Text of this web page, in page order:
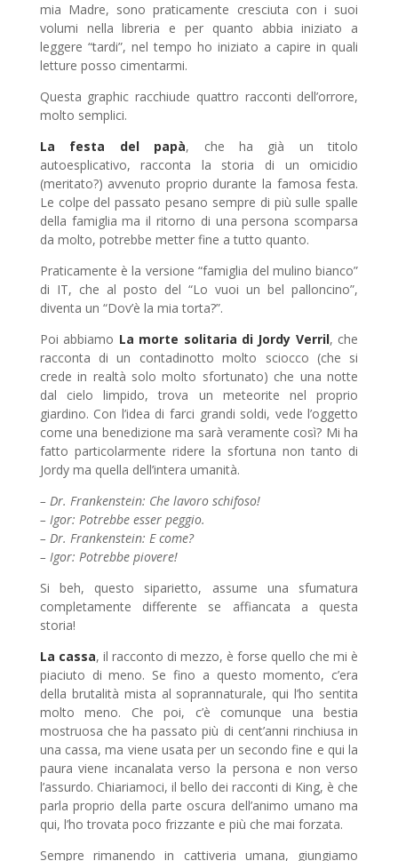
mia Madre, sono praticamente cresciuta con i suoi
volumi nella libreria e per quanto abbia iniziato a
leggere “tardi”, nel tempo ho iniziato a capire in quali
letture posso cimentarmi.
Questa graphic racchiude quattro racconti dell’orrore,
molto semplici.
La festa del papà, che ha già un titolo
autoesplicativo, racconta la storia di un omicidio
(meritato?) avvenuto proprio durante la famosa festa.
Le colpe del passato pesano sempre di più sulle spalle
della famiglia ma il ritorno di una persona scomparsa
da molto, potrebbe metter fine a tutto quanto.
Praticamente è la versione “famiglia del mulino bianco”
di IT, che al posto del “Lo vuoi un bel palloncino”,
diventa un “Dov’è la mia torta?”.
Poi abbiamo La morte solitaria di Jordy Verril, che
racconta di un contadinotto molto sciocco (che si
crede in realtà solo molto sfortunato) che una notte
dal cielo limpido, trova un meteorite nel proprio
giardino. Con l’idea di farci grandi soldi, vede l’oggetto
come una benedizione ma sarà veramente così? Mi ha
fatto particolarmente ridere la sfortuna non tanto di
Jordy ma quella dell’intera umanità.
– Dr. Frankenstein: Che lavoro schifoso!
– Igor: Potrebbe esser peggio.
– Dr. Frankenstein: E come?
– Igor: Potrebbe piovere!
Si beh, questo siparietto, assume una sfumatura
completamente differente se affiancata a questa
storia!
La cassa, il racconto di mezzo, è forse quello che mi è
piaciuto di meno. Se fino a questo momento, c’era
della brutalità mista al soprannaturale, qui l’ho sentita
molto meno. Che poi, c’è comunque una bestia
mostruosa che ha passato più di cent’anni rinchiusa in
una cassa, ma viene usata per un secondo fine e qui la
paura viene incanalata verso la persona e non verso
l’assurdo. Chiariamoci, il bello dei racconti di King, è che
parla proprio della parte oscura dell’animo umano ma
qui, l’ho trovata poco frizzante e più che mai forzata.
Sempre rimanendo in cattiveria umana, giungiamo